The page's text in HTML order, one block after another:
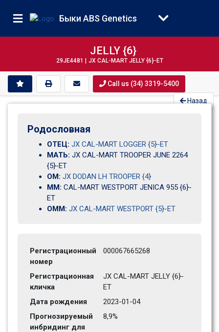
Быки ABS Genetics
JELLY {6}
29JE4481 | JX CAL-MART JELLY {6}-ET
Call us (34) 3319-5400
Назад
Родословная
ОТЕЦ: JX CAL-MART LOGGER {5}-ET
МАТЬ: JX CAL-MART TROOPER JUNE 2264
{5}-ET
ОМ: JX DODAN LH TROOPER {4}
ММ: CAL-MART WESTPORT JENICA 955 {6}-
ET
ОММ: JX CAL-MART WESTPORT {5}-ET
Регистрационный
номер
000067665268
Регистрационная
кличка
JX CAL-MART JELLY {6}-
ET
Дата рождения
2023-01-04
Прогнозируемый
инбридинг для
8,9%